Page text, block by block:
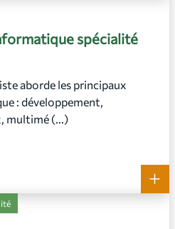
spécialité
aborde les principaux
: développement,
multimé (...)
+